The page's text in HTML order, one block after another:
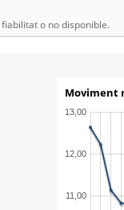
o no disponible.